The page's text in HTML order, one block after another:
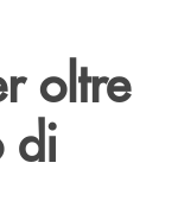
oltre
di